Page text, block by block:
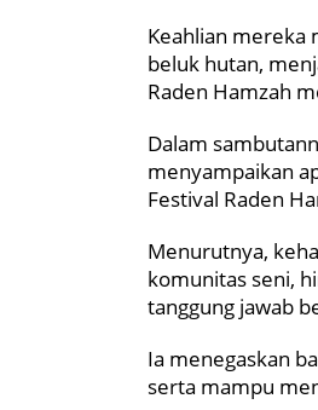
Keahlian mereka
beluk hutan,
Raden Hamzah
Dalam
menyampaikan
Festival Raden
Menurutnya,
komunitas seni,
tanggung jawab
Ia menegaskan
serta mampu